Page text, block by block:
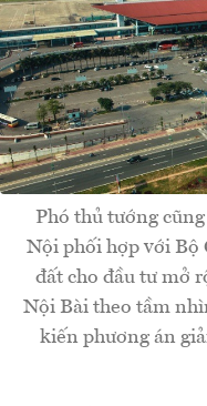
Phó thủ tướng
Nội phối hợp với Bộ
đất cho đầu tư mở
Nội Bài theo tầm
kiến phương án